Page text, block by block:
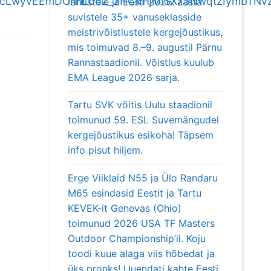
suvistele 35+ vanuseklasside
meistrivõistlustele kergejõustikus,
mis toimuvad 8.–9. augustil Pärnu
Rannastaadionil. Võistlus kuulub
EMA League 2026 sarja.
Tartu SVK võitis Uulu staadionil
toimunud 59. ESL Suvemängudel
kergejõustikus esikoha! Täpsem
info pisut hiljem.
Erge Viiklaid N55 ja Ülo Randaru
M65 esindasid Eestit ja Tartu
KEVEK-it Genevas (Ohio)
toimunud 2026 USA TF Masters
Outdoor Championship’il. Koju
toodi kuue alaga viis hõbedat ja
üks pronks! Uuendati kahte Eesti